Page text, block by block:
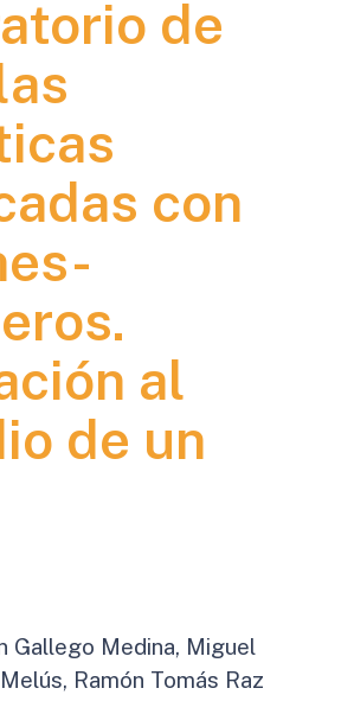
de
con
al
de un
Gallego Medina, Miguel
Ramón Tomás Raz